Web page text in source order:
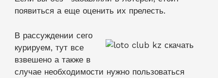
появиться а еще оценить их прелесть.
В рассуждении сего
курируем, тут все
взвешено а также в
случае необходимости нужно пользоваться